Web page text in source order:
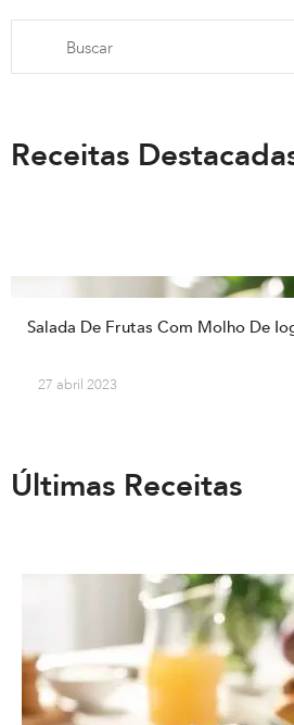
Receitas
Salada De Frutas Com Molho De
27 abril 2023
Últimas Receitas